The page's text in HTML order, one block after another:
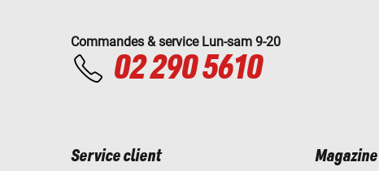
Commandes & service Lun-sam 9-20
02 290 5610
Service client Magazine